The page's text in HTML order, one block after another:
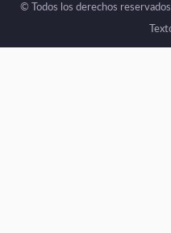
© Todos los derechos